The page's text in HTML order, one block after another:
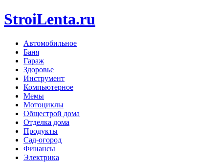
StroiLenta.ru
Автомобильное
Баня
Гараж
Здоровье
Инструмент
Компьютерное
Мемы
Мотоциклы
Общестрой дома
Отделка дома
Продукты
Сад-огород
Финансы
Электрика